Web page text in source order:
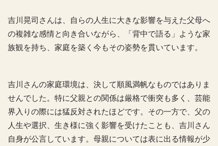
吉川晃司さんは、自らの人生に大きな影響を与えた父母へ
の複雑な感情と向き合いながら、「背中で語る」ような家
族観を持ち、家庭を築く今もその姿勢を貫いています。
吉川さんの家庭環境は、決して順風満帆なものではありま
せんでした。特に父親との関係は厳格で衝突も多く、芸能
界入りの際には猛反対されたほどです。その一方で、父の
人生や選択、生き様に強く影響を受けたことも、吉川さん
自身が公言しています。母親については表に出る情報が少